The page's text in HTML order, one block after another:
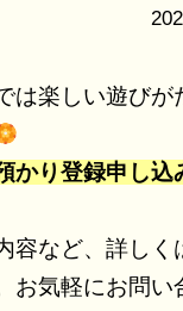
は楽しい遊びが
かり登録申し込
容など、詳しく
お気軽にお問い